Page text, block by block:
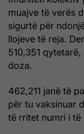
muajve të verës
sigurtë për
llojeve të reja.
510,351
doza.
462,211 janë të
për tu vaksinuar
të rritet numri i të